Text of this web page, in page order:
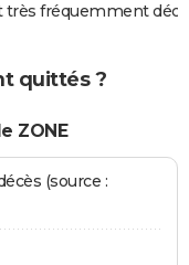
très fréquemment
quittés ?
ZONE
(source :